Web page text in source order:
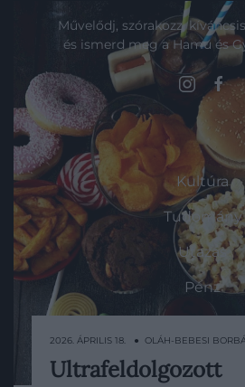
Az ultrafeldolgozott
2026. ÁPRILIS 18. ● OLÁH-BEBESI
Ultrafeldolgozott
Művelődj, szórakozz,
és ismerd meg a Hamu és
ROVATOK
Kultúra
Tudomány
Utazás
Pénz